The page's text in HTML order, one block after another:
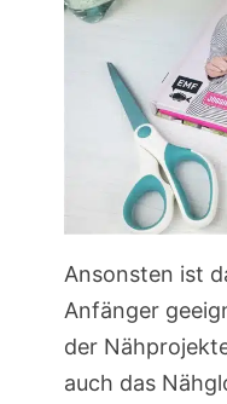
Ansonsten ist
Anfänger
der
auch das